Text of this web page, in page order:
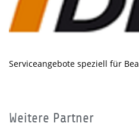
Serviceangebote speziell für
Weitere Partner